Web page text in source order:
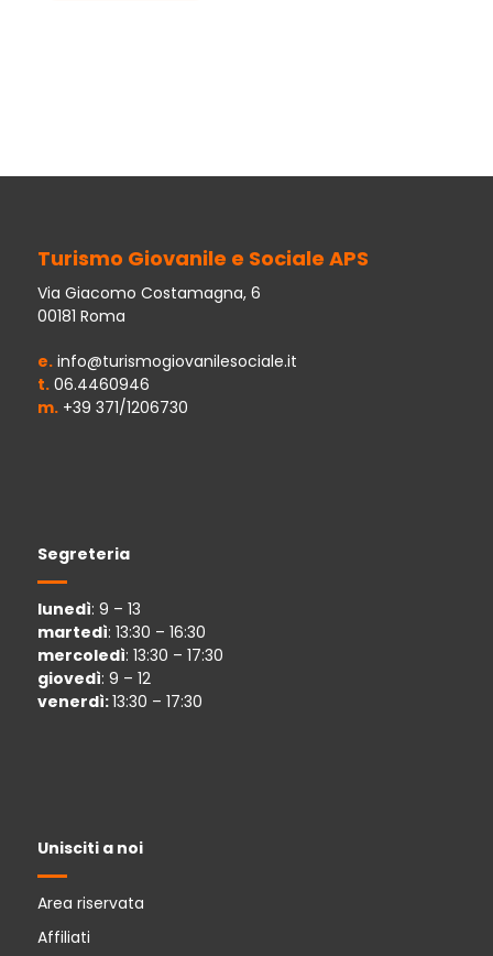
Turismo Giovanile e Sociale APS
Via Giacomo Costamagna, 6
00181 Roma
e.info@turismogiovanilesociale.it
t.06.4460946
m.+39 371/1206730
Segreteria
lunedì: 9 – 13
martedì: 13:30 – 16:30
mercoledì: 13:30 – 17:30
giovedì: 9 – 12
venerdì:13:30 – 17:30
Unisciti a noi
Area riservata
Affiliati